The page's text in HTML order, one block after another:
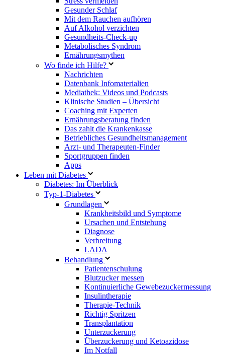
Gesunder Schlaf
Mit dem Rauchen aufhören
Auf Alkohol verzichten
Gesundheits-Check-up
Metabolisches Syndrom
Ernährungsmythen
Wo finde ich Hilfe?
Nachrichten
Datenbank Infomaterialien
Mediathek: Videos und Podcasts
Klinische Studien – Übersicht
Coaching mit Experten
Ernährungsberatung finden
Das zahlt die Krankenkasse
Betriebliches Gesundheitsmanagement
Arzt- und Therapeuten-Finder
Sportgruppen finden
Apps
Leben mit Diabetes
Diabetes: Im Überblick
Typ-1-Diabetes
Grundlagen
Krankheitsbild und Symptome
Ursachen und Entstehung
Diagnose
Verbreitung
LADA
Behandlung
Patientenschulung
Blutzucker messen
Kontinuierliche Gewebezuckermessung
Insulintherapie
Therapie-Technik
Richtig Spritzen
Transplantation
Unterzuckerung
Überzuckerung und Ketoazidose
Im Notfall